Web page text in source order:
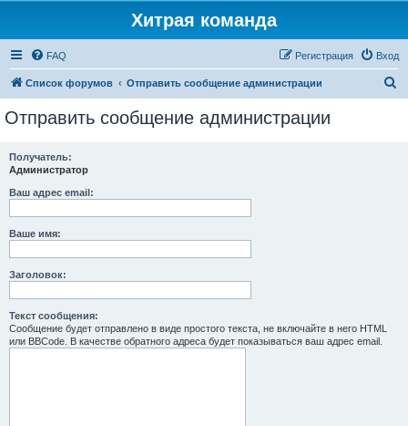
Хитрая команда
FAQ Вход
Регистрация
Список форумов Отправить сообщение администрации
Отправить сообщение администрации
Получатель:
Администратор
Ваш адрес email:
Ваше имя:
Заголовок:
Текст сообщения:
Сообщение будет отправлено в виде простого текста, не включайте в него HTML
или BBCode. В качестве обратного адреса будет показываться ваш адрес email.